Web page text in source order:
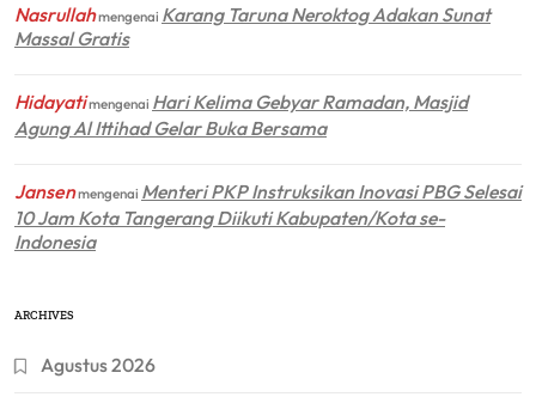
Nasrullahmengenai Karang Taruna Neroktog Adakan Sunat
Massal Gratis
Hidayatimengenai Hari Kelima Gebyar Ramadan, Masjid
Agung Al Ittihad Gelar Buka Bersama
Jansenmengenai Menteri PKP Instruksikan Inovasi PBG Selesai
10 Jam Kota Tangerang Diikuti Kabupaten/Kota se-
Indonesia
ARCHIVES
Agustus 2026